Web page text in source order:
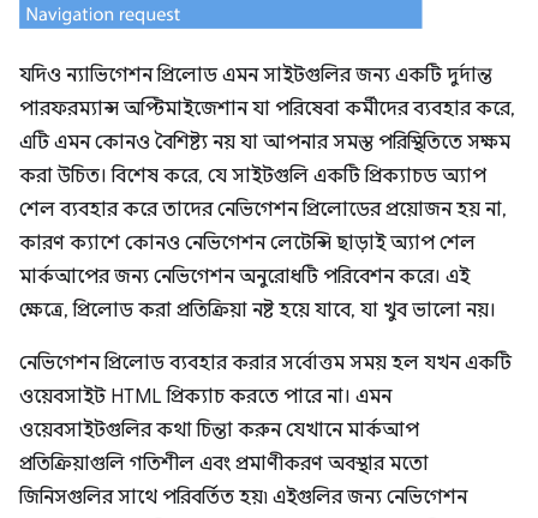
যদিও ন্যাভিগেশন প্রিলোড এমন সাইটগুলির জন্য একটি দুর্দান্ত
পারফরম্যান্স অপ্টিমাইজেশান যা পরিষেবা কর্মীদের ব্যবহার করে,
এটি এমন কোনও বৈশিষ্ট্য নয় যা আপনার সমস্ত পরিস্থিতিতে সক্ষম
করা উচিত। বিশেষ করে, যে সাইটগুলি একটি প্রিক্যাচড অ্যাপ
শেল ব্যবহার করে তাদের নেভিগেশন প্রিলোডের প্রয়োজন হয় না,
কারণ ক্যাশে কোনও নেভিগেশন লেটেন্সি ছাড়াই অ্যাপ শেল
মার্কআপের জন্য নেভিগেশন অনুরোধটি পরিবেশন করে। এই
ক্ষেত্রে, প্রিলোড করা প্রতিক্রিয়া নষ্ট হয়ে যাবে, যা খুব ভালো নয়।
নেভিগেশন প্রিলোড ব্যবহার করার সর্বোত্তম সময় হল যখন একটি
ওয়েবসাইট HTML প্রিক্যাচ করতে পারে না। এমন
ওয়েবসাইটগুলির কথা চিন্তা করুন যেখানে মার্কআপ
প্রতিক্রিয়াগুলি গতিশীল এবং প্রমাণীকরণ অবস্থার মতো
জিনিসগুলির সাথে পরিবর্তিত হয়৷ এইগুলির জন্য নেভিগেশন